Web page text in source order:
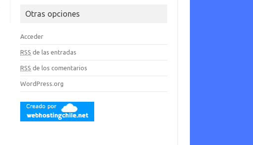
Otras opciones
Acceder
RSS de las entradas
RSS de los comentarios
WordPress.org